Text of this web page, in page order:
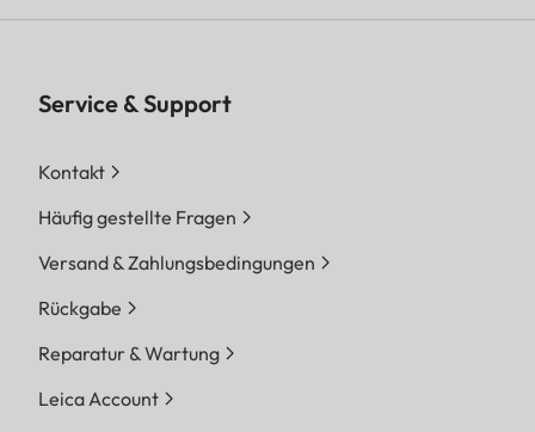
Service & Support
Kontakt
Häufig gestellte Fragen
Versand & Zahlungsbedingungen
Rückgabe
Reparatur & Wartung
Leica Account